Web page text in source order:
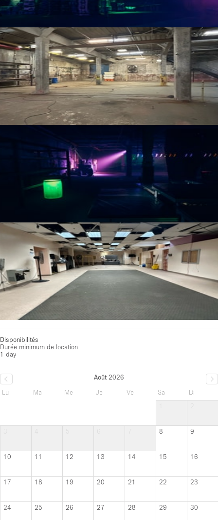
Disponibilités
Durée minimum de location
1 day
Août 2026
Lu
Ma Me Je Ve Sa
Di
8 9
10 11 12 13 14 15 16
17 18 19 20 21 22 23
24 25 26 27 28 29 30